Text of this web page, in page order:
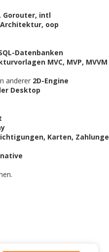
Gorouter, intl
oop
Datenbanken
MVC, MVP,
anderer 2D-Engine
Desktop
Karten,